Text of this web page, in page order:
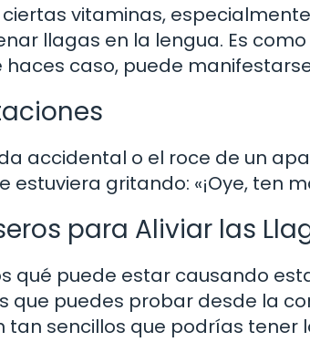
vitaminas,
llagas en la lengua. Es
haces caso, puede
accidental o el roce de un
estuviera gritando: «¡Oye, ten
para Aliviar las
qué puede estar causando
que puedes probar desde la
tan sencillos que podrías tener